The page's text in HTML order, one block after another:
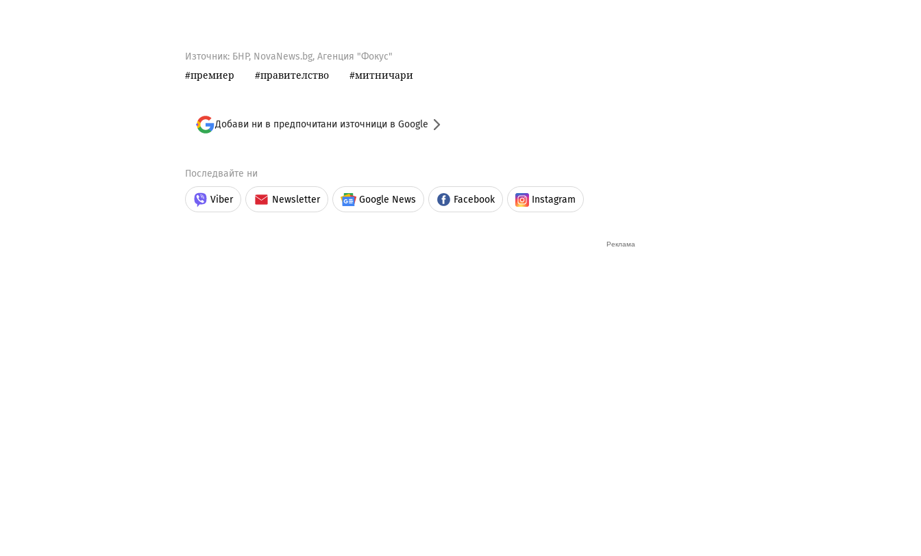
Източник: БНР, NovaNews.bg, Агенция "Фокус"
премиер правителство митничари
Добави ни в предпочитани източници в Google
Последвайте ни
Viber Newsletter Google News Facebook Instagram